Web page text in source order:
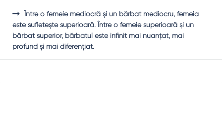
Între o femeie mediocră şi un bărbat mediocru, femeia
este sufleteşte superioară. Între o femeie superioară şi un
bărbat superior, bărbatul este infinit mai nuanţat, mai
profund şi mai diferenţiat.